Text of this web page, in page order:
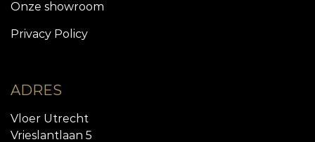
Onze showroom
Privacy Policy
ADRES
Vloer Utrecht
Vrieslantlaan 5